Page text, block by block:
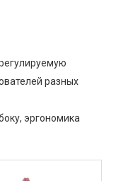
разных
эргономика